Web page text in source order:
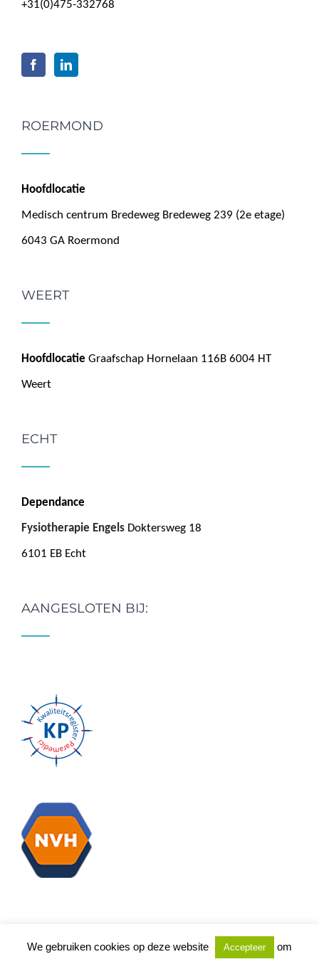
+31(0)475-332768
ROERMOND
Hoofdlocatie
Medisch centrum Bredeweg Bredeweg 239 (2e etage)
6043 GA Roermond
WEERT
Hoofdlocatie Graafschap Hornelaan 116B 6004 HT
Weert
ECHT
Dependance
Fysiotherapie Engels Doktersweg 18
6101 EB Echt
AANGESLOTEN BIJ:
We gebruiken cookies op deze website Accepteer om